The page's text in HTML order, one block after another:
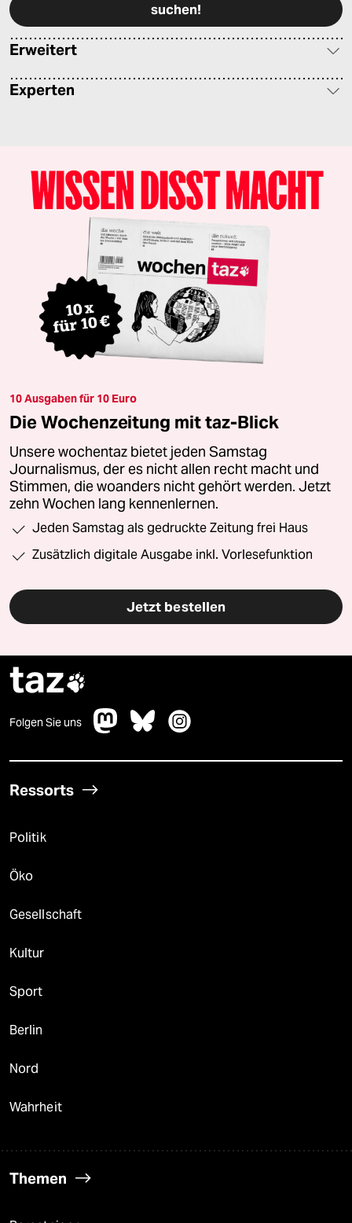
Erweitert
Experten
10 Ausgaben für 10 Euro
Die Wochenzeitung mit taz-Blick
Unsere wochentaz bietet jeden Samstag
Journalismus, der es nicht allen recht macht und
Stimmen, die woanders nicht gehört werden. Jetzt
zehn Wochen lang kennenlernen.
Jeden Samstag als gedruckte Zeitung frei Haus
Zusätzlich digitale Ausgabe inkl. Vorlesefunktion
Jetzt bestellen
taz
Folgen Sie uns
Ressorts
Politik
Öko
Gesellschaft
Kultur
Sport
Berlin
Nord
Wahrheit
Themen